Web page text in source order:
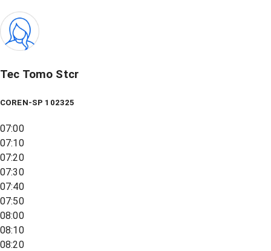
Tec Tomo Stcr
COREN-SP 102325
07:00
07:10
07:20
07:30
07:40
07:50
08:00
08:10
08:20